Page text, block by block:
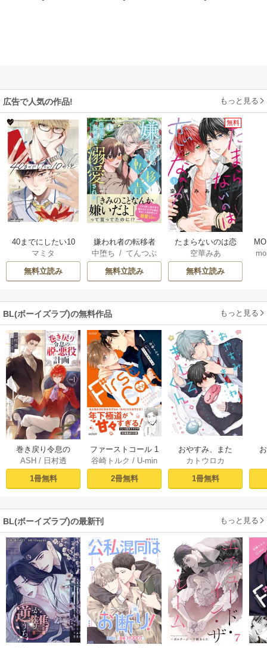
広告で人気の作品! もっと見る
40までにしたい10
のこと
マミタ
無料立読み
嫌われ者の転移者
は、出戻った異世
界で溺愛される
中堕ち /てんつぶ
無料立読み
無料
たまらないのは恋
なのか
空華みあ
無料立読み
BL(ボーイズラブ)の無料作品 もっと見る
巻き戻り令息の
脱・悪役計画１
ASH / 日村透
1冊無料
ファーストコール 1
～童貞外科医、年
下ヤクザの嫁にさ
れそうです！～
ア限定描き下ろし
谷崎トルク / U-min
2冊無料
おやすみ、また
ね。ましろくん。
【電子限定漫画付
き】
カトウロカ
1冊無料
BL(ボーイズラブ)の最新刊 もっと見る